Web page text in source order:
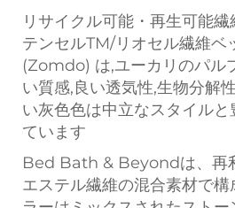
リサイクル可能・再生可能繊
テンセルTM/リオセル繊維ベ
(Zomdo) は,ユーカリのパル
い質感,良い透気性,生物分解
い灰色色は中立なスタイル
ています
Bed Bath & Beyondは、再
エステル繊維の混合素材で